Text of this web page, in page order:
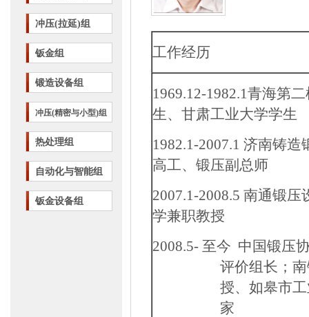
冲压(拉延)组
钣金组
锻造设备组
冲压(精密与小型)组
热处理组
自动化与智能组
钣金设备组
工作经历
1969.12-1982.1青海第
生、甘肃工业大学学生
1982.1-2007.1 济南铸造
高工、锻压副总师
2007.1-2008.5 南通锻压
学兼职教授
2008.5- 至今 中国锻压
评价组长；
授、如皋市
家